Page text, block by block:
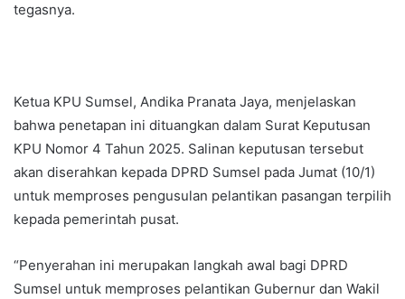
tegasnya.
Ketua KPU Sumsel, Andika Pranata Jaya, menjelaskan
bahwa penetapan ini dituangkan dalam Surat Keputusan
KPU Nomor 4 Tahun 2025. Salinan keputusan tersebut
akan diserahkan kepada DPRD Sumsel pada Jumat (10/1)
untuk memproses pengusulan pelantikan pasangan terpilih
kepada pemerintah pusat.
“Penyerahan ini merupakan langkah awal bagi DPRD
Sumsel untuk memproses pelantikan Gubernur dan Wakil